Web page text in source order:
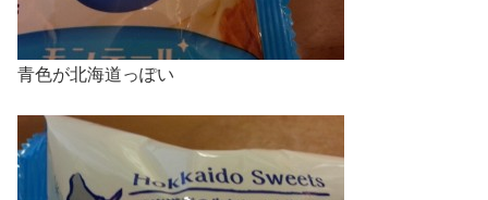
青色が北海道っぽい